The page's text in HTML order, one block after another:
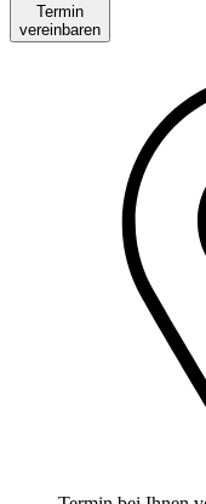
Termin
vereinbaren